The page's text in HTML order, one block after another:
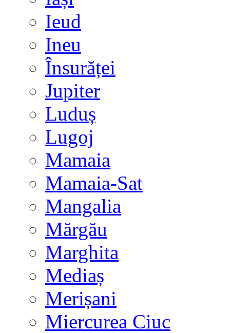
Ieud
Ineu
Însurăței
Jupiter
Luduș
Lugoj
Mamaia
Mamaia-Sat
Mangalia
Mărgău
Marghita
Mediaș
Merișani
Miercurea Ciuc